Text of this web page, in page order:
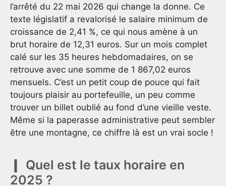
l’arrêté du 22 mai 2026 qui change la donne. Ce
texte législatif a revalorisé le salaire minimum de
croissance de 2,41 %, ce qui nous amène à un
brut horaire de 12,31 euros. Sur un mois complet
calé sur les 35 heures hebdomadaires, on se
retrouve avec une somme de 1 867,02 euros
mensuels. C’est un petit coup de pouce qui fait
toujours plaisir au portefeuille, un peu comme
trouver un billet oublié au fond d’une vieille veste.
Même si la paperasse administrative peut sembler
être une montagne, ce chiffre là est un vrai socle !
Quel est le taux horaire en
2025 ?